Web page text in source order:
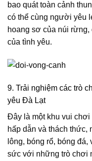
bao quát toàn cảnh
có thể cùng người yêu
hoang sơ của núi
của tình yêu.
9. Trải nghiệm các trò
yêu Đà Lạt
Đây là một khu vui
hấp dẫn và thách
lông, bóng rổ, bóng
sức với những trò chơi